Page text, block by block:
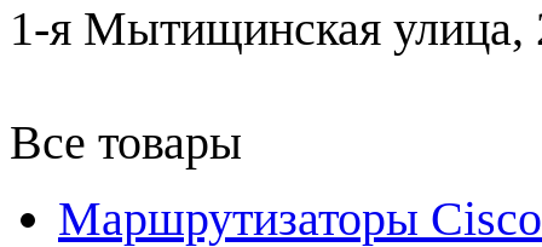
1-я Мытищинская улица,
Все товары
Маршрутизаторы Cisco